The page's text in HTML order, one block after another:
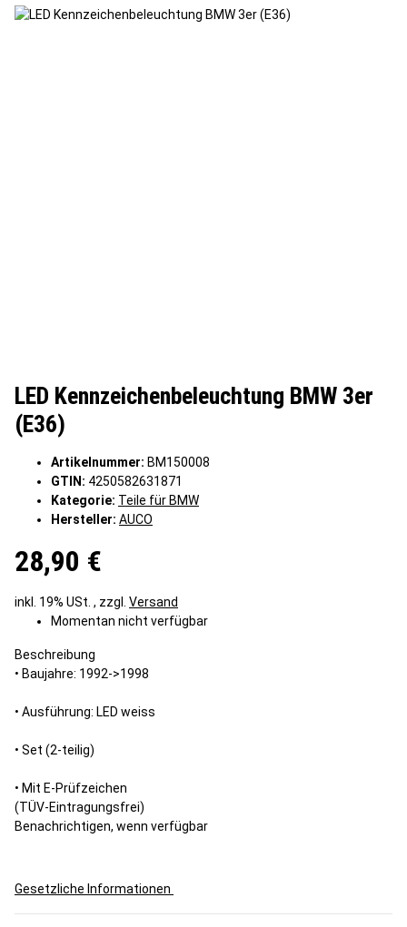
LED Kennzeichenbeleuchtung BMW 3er
(E36)
Artikelnummer: BM150008
GTIN: 4250582631871
Kategorie: Teile für BMW
Hersteller: AUCO
28,90 €
inkl. 19% USt. , zzgl. Versand
Momentan nicht verfügbar
Beschreibung
• Baujahre: 1992->1998
• Ausführung: LED weiss
• Set (2-teilig)
• Mit E-Prüfzeichen
(TÜV-Eintragungsfrei)
Benachrichtigen, wenn verfügbar
Gesetzliche Informationen